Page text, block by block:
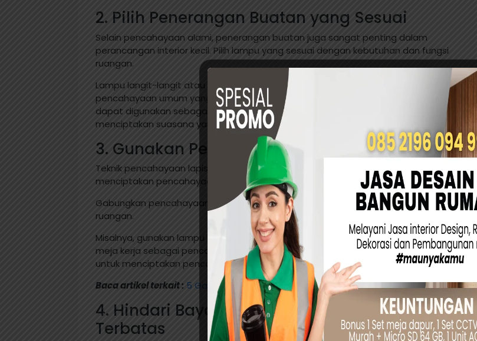
2. Pilih Penerangan Buatan yang Sesuai
Selain pencahayaan alami, penerangan buatan juga sangat penting dalam
perancangan interior kecil. Pilih lampu yang sesuai dengan kebutuhan dan fungsi
ruangan.
Lampu langit-langit atau lampu sorot adalah pilihan yang baik untuk menciptakan
pencahayaan umum yang merata. Sementara itu, lampu meja atau lampu dinding
dapat digunakan sebagai pencahayaan tambahan atau pencahayaan aksen untuk
menciptakan suasana yang lebih hangat dan intim.
3. Gunakan Pencahayaan Lapisan
Teknik pencahayaan lapisan melibatkan penggunaan berbagai jenis lampu untuk
menciptakan pencahayaan yang kompleks dan menarik.
Gabungkan pencahayaan umum, pencahayaan tugas, dan pencahayaan aksen dalam
ruangan.
Misalnya, gunakan lampu langit-langit sebagai pencahayaan utama, lampu meja di
meja kerja sebagai pencahayaan tugas, dan lampu dinding dengan arah tertentu
untuk menciptakan pencahayaan aksen yang menarik.
Baca artikel terkait : 5 Gaya Desain Interior untuk Inspirasi Ruangan Anda
4. Hindari Bayangan yang Menciptakan Ilusi
Terbatas